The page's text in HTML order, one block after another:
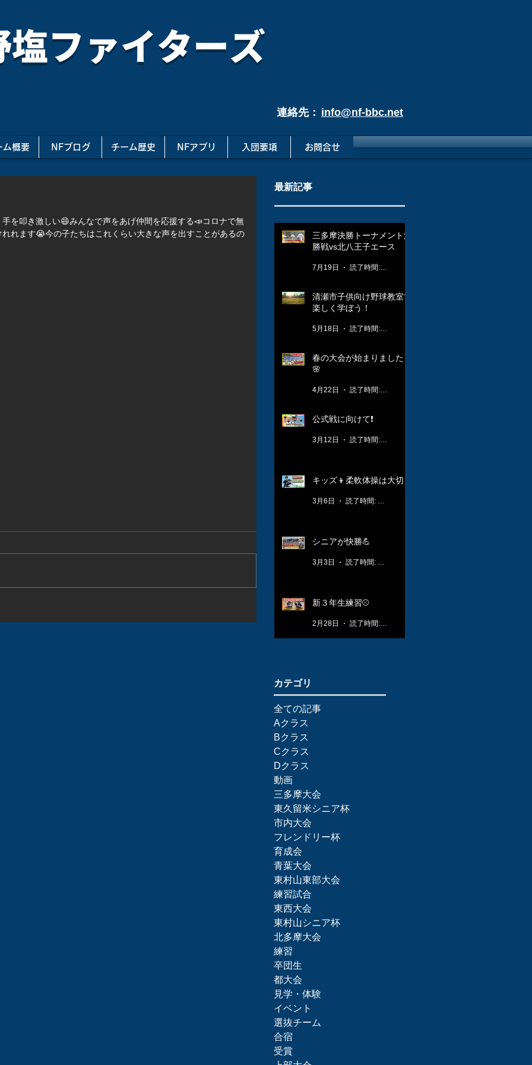
塩ファイターズ
連絡先： info@nf-bbc.net
ム概要 NFブログ チーム歴史 NFアプリ 入団要項 お問合せ
を叩き激しい😄みんなで声をあげ仲間を応援する📣コロナで無
れます😭今の子たちはこれくらい大きな声を出すことがあるの
最新記事
三多摩決勝トーナメント決
勝戦vs北八王子エース
7月19日
清瀬市子供向け野球教室で
楽しく学ぼう！
5月18日
春の大会が始まりました！
🌸
4月22日
公式戦に向けて❗️
3月12日
キッズ👦柔軟体操は大切🤸
3月6日
シニアが快勝💪
3月3日
新３年生練習⚾️
2月28日
​カテゴリ
全ての記事
Aクラス
Bクラス
Cクラス
Dクラス
動画
三多摩大会
東久留米シニア杯
市内大会
フレンドリー杯
育成会
青葉大会
東村山東部大会
練習試合
東西大会
東村山シニア杯
北多摩大会
練習
卒団生
都大会
見学・体験
イベント
選抜チーム
合宿
受賞